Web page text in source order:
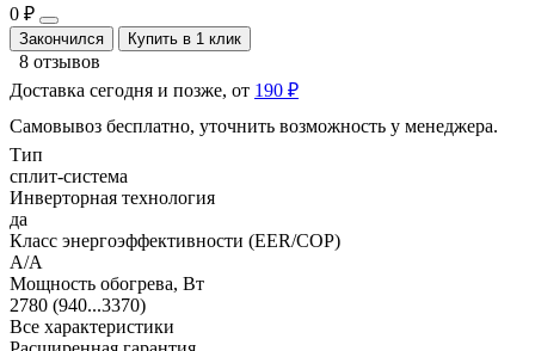
0 ₽
Закончился Купить в 1 клик
8 отзывов
Доставка сегодня и позже, от 190 ₽
Самовывоз бесплатно, уточнить возможность у менеджера.
Тип
сплит-система
Инверторная технология
да
Класс энергоэффективности (EER/COP)
A/A
Мощность обогрева, Вт
2780 (940...3370)
Все характеристики